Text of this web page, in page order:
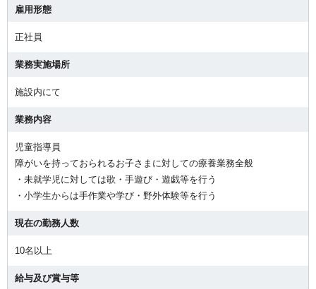
雇用形態
正社員
業務実施場所
施設内にて
業務内容
児童指導員
障がいを持っておられるお子さまに対しての療養業務全般
・未就学児に対しては歌・手遊び・遊戯等を行う
・小学生からは手作業や学び・野外体験等を行う
現在の勤務人数
10名以上
給与及び賞与等